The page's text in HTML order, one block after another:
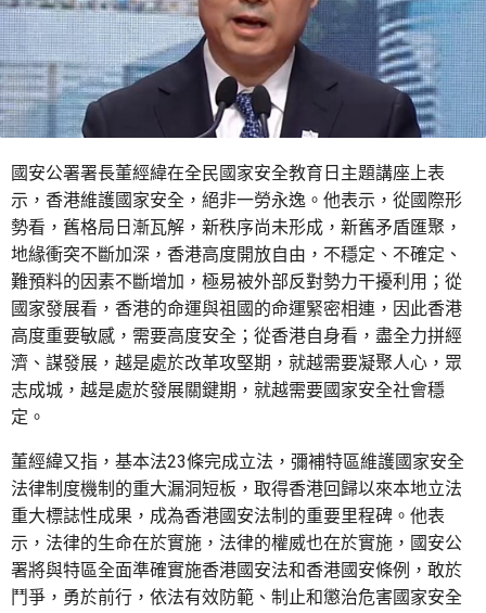
國安公署署長董經緯在全民國家安全教育日主題講座上表
示，香港維護國家安全，絕非一勞永逸。他表示，從國際形
勢看，舊格局日漸瓦解，新秩序尚未形成，新舊矛盾匯聚，
地緣衝突不斷加深，香港高度開放自由，不穩定、不確定、
難預料的因素不斷增加，極易被外部反對勢力干擾利用；從
國家發展看，香港的命運與祖國的命運緊密相連，因此香港
高度重要敏感，需要高度安全；從香港自身看，盡全力拼經
濟、謀發展，越是處於改革攻堅期，就越需要凝聚人心，眾
志成城，越是處於發展關鍵期，就越需要國家安全社會穩
定。
董經緯又指，基本法23條完成立法，彌補特區維護國家安全
法律制度機制的重大漏洞短板，取得香港回歸以來本地立法
重大標誌性成果，成為香港國安法制的重要里程碑。他表
示，法律的生命在於實施，法律的權威也在於實施，國安公
署將與特區全面準確實施香港國安法和香港國安條例，敢於
鬥爭，勇於前行，依法有效防範、制止和懲治危害國家安全